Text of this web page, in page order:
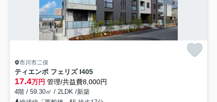
市川市二俣
ティエンポ フェリズ I405
17.4万円 管理/共益費8,000円
4階 / 59.30㎡ / 2LDK /新築